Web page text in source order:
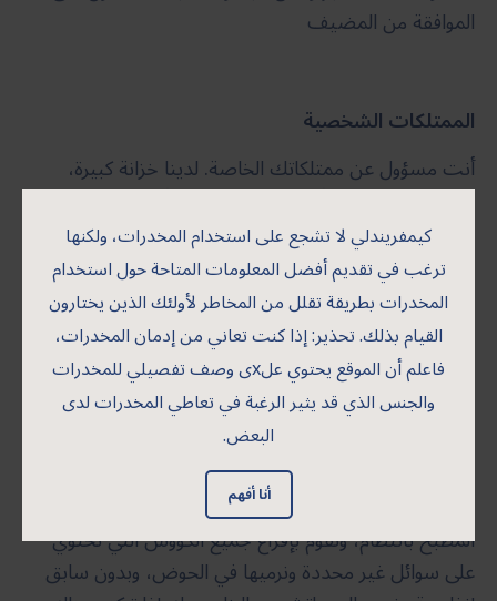
كيمفريندلي لا تشجع على استخدام المخدرات، ولكنها
ترغب في تقديم أفضل المعلومات المتاحة حول استخدام
المخدرات بطريقة تقلل من المخاطر لأولئك الذين يختارون
القيام بذلك. تحذير: إذا كنت تعاني من إدمان المخدرات،
فاعلم أن الموقع يحتوي علxى وصف تفصيلي للمخدرات
والجنس الذي قد يثير الرغبة في تعاطي المخدرات لدى
البعض.
أنا أفهم
الموافقة من المضيف
الممتلكات الشخصية
أنت مسؤول عن ممتلكاتك الخاصة. لدينا خزانة كبيرة،
حيث يمكنك وضع أشياء ثمينة فيها إذا أردت. عادة ما
نحتفل مع 10 إلى 12 رجلاً، ومن المستحيل بالنسبة لنا
مراقبة الجميع طوال الوقت (لا نريد ذلك أيضا). لذا فالأمر
متروك لك للتأكد من أن أغراضك آمنة في مكان ما
احتفظ بعقاقيرك في حقيبتك
العقاقير الخاصة بك في حقيبتك، وليست منتشرة
بشكل واضح على طاولة المطبخ. بعد أن تأخذ البعض
منها، ضع الباقي في حقيبتك مرة أخرى. نتحقق من
المطبخ بانتظام، ونقوم بإفراغ جميع الكؤوس التي تحتوي
على سوائل غير محددة ونرميها في الحوض، وبدون سابق